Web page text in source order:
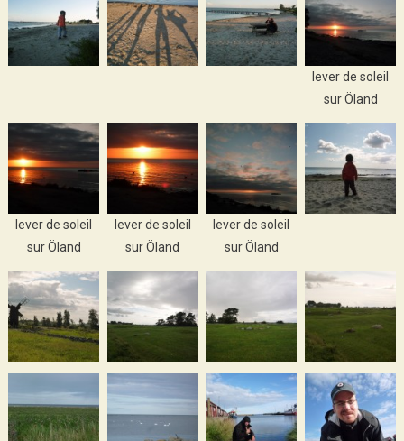
lever de soleil
sur Öland
lever de soleil
sur Öland
lever de soleil
sur Öland
lever de soleil
sur Öland